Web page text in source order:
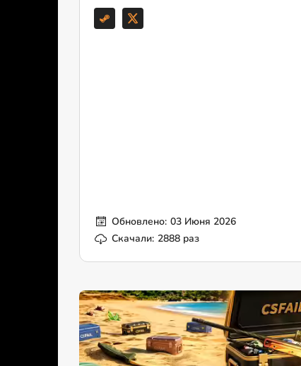
Обновлено: 03 Июня 2026
Скачали: 2888 раз